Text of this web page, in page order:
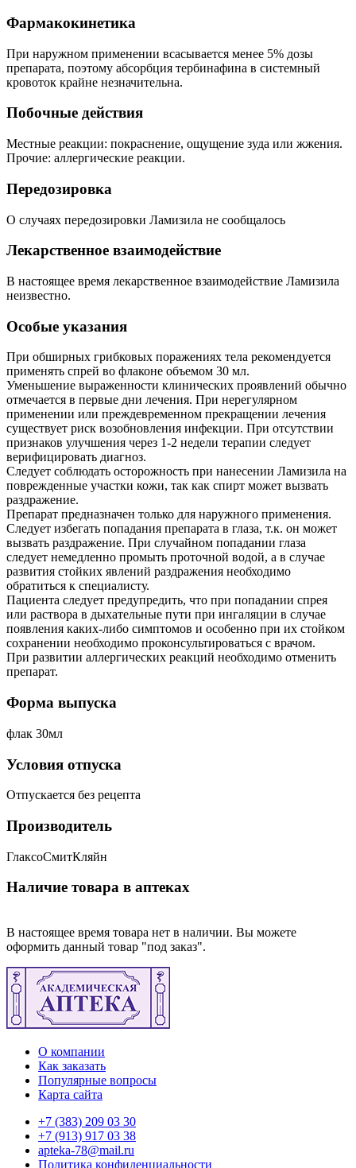
Фармакокинетика
При наружном применении всасывается менее 5% дозы
препарата, поэтому абсорбция тербинафина в системный
кровоток крайне незначительна.
Побочные действия
Местные реакции: покраснение, ощущение зуда или жжения.
Прочие: аллергические реакции.
Передозировка
О случаях передозировки Ламизила не сообщалось
Лекарственное взаимодействие
В настоящее время лекарственное взаимодействие Ламизила
неизвестно.
Особые указания
При обширных грибковых поражениях тела рекомендуется
применять спрей во флаконе объемом 30 мл.
Уменьшение выраженности клинических проявлений обычно
отмечается в первые дни лечения. При нерегулярном
применении или преждевременном прекращении лечения
существует риск возобновления инфекции. При отсутствии
признаков улучшения через 1-2 недели терапии следует
верифицировать диагноз.
Следует соблюдать осторожность при нанесении Ламизила на
поврежденные участки кожи, так как спирт может вызвать
раздражение.
Препарат предназначен только для наружного применения.
Следует избегать попадания препарата в глаза, т.к. он может
вызвать раздражение. При случайном попадании глаза
следует немедленно промыть проточной водой, а в случае
развития стойких явлений раздражения необходимо
обратиться к специалисту.
Пациента следует предупредить, что при попадании спрея
или раствора в дыхательные пути при ингаляции в случае
появления каких-либо симптомов и особенно при их стойком
сохранении необходимо проконсультироваться с врачом.
При развитии аллергических реакций необходимо отменить
препарат.
Форма выпуска
флак 30мл
Условия отпуска
Отпускается без рецепта
Производитель
ГлаксоСмитКляйн
Наличие товара в аптеках
В настоящее время товара нет в наличии. Вы можете
оформить данный товар "под заказ".
О компании
Как заказать
Популярные вопросы
Карта сайта
+7 (383) 209 03 30
+7 (913) 917 03 38
apteka-78@mail.ru
Политика конфиденциальности